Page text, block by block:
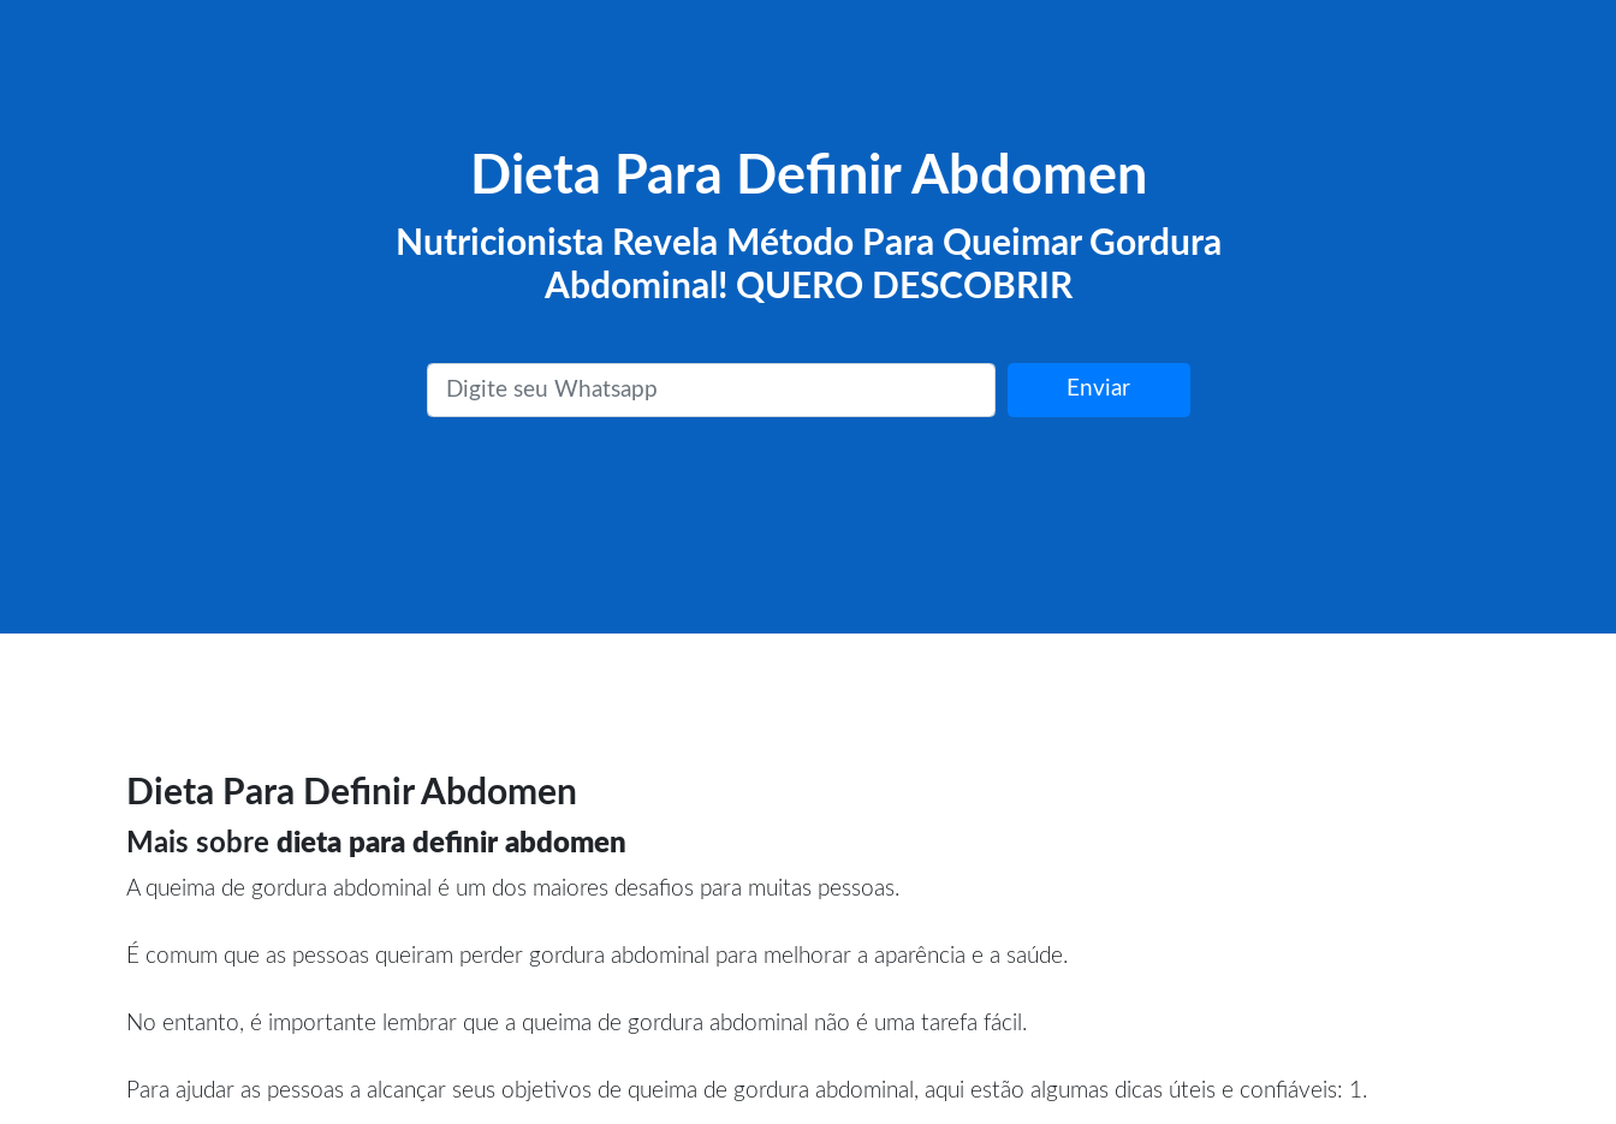
Dieta Para Definir Abdomen
Nutricionista Revela Método Para Queimar Gordura
Abdominal! QUERO DESCOBRIR
Enviar
Dieta Para Definir Abdomen
Mais sobre dieta para definir abdomen
A queima de gordura abdominal é um dos maiores desafios para muitas pessoas.
É comum que as pessoas queiram perder gordura abdominal para melhorar a aparência e a saúde.
No entanto, é importante lembrar que a queima de gordura abdominal não é uma tarefa fácil.
Para ajudar as pessoas a alcançar seus objetivos de queima de gordura abdominal, aqui estão algumas dicas úteis e confiáveis: 1.